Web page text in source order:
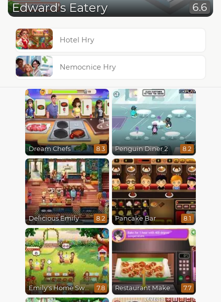
Edward's Eatery 6.6
Hotel Hry
Nemocnice Hry
Dream Chefs 8.3 Penguin Diner 2 8.2
Delicious Emily New Beginning 8.2 Pancake Bar 8.1
Emily's Home Sweet Home 7.8 Restaurant Makeover 7.7